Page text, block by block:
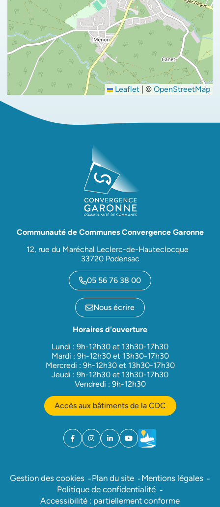
Leaflet | © OpenStreetMap
Communauté de Communes Convergence Garonne
12, rue du Maréchal Leclerc-de-Hauteclocque
33720 Podensac
05 56 76 38 00
Nous écrire
Horaires d'ouverture
Lundi : 9h-12h30 et 13h30-17h30
Mardi : 9h-12h30 et 13h30-17h30
Mercredi : 9h-12h30 et 13h30-17h30
Jeudi : 9h-12h30 et 13h30-17h30
Vendredi : 9h-12h30
Accès aux bâtiments de la CDC
Facebook
(ouverture dans un nouvel onglet)
Instagram
(ouverture dans un nouvel onglet)
Linkedin
(ouverture dans un nouvel onglet)
YouTube
(ouverture dans un nouvel
Météo
(ouverture dans un
Gestion des cookies Plan du site
Mentions légales
Politique de confidentialité
Accessibilité : partiellement conforme